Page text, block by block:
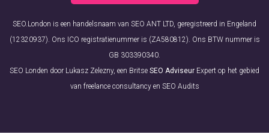
SEO.London is een handelsnaam van SEO ANT LTD, geregistreerd in Engeland
(12320937). Ons ICO registratienummer is (ZA580812). Ons BTW nummer is
GB 303390340.
SEO Londen door Lukasz Zelezny, een Britse SEO Adviseur Expert op het gebied
van freelance consultancy en SEO Audits